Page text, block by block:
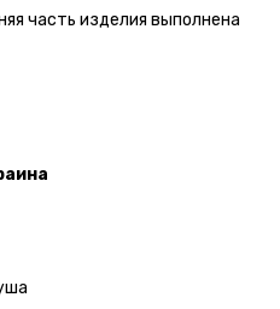
часть изделия выполнена